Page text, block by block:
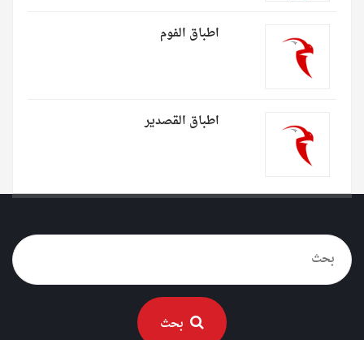
اطباق الفوم
اطباق القصدير
بحث